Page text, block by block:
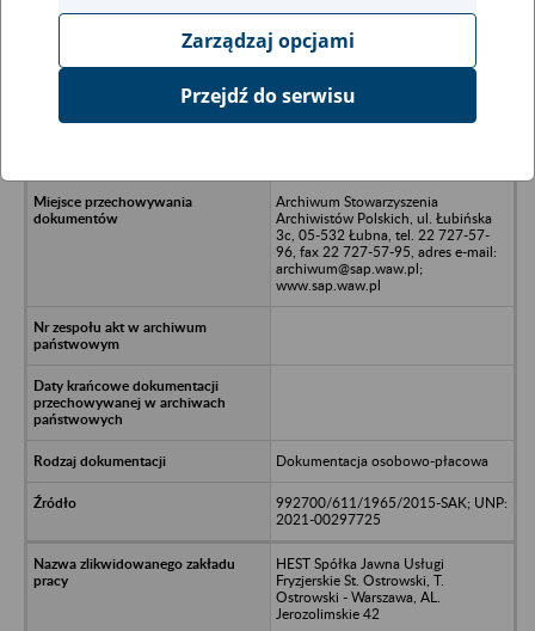
Ukryj wszystkie pozycje bazy
TOM-AS usługi Fryzjersko-
Archiwum Stowarzyszenia
Archiwistów Polskich, ul. Łubińska
3c, 05-532 Łubna, tel. 22 727-57-
96, fax 22 727-57-95, adres e-mail:
archiwum@sap.waw.pl;
www.sap.waw.pl
Dokumentacja osobowo-płacowa
992700/611/1965/2015-SAK; UNP:
2021-00297725
HEST Spółka Jawna Usługi
Fryzjerskie St. Ostrowski, T.
Ostrowski - Warszawa, AL.
Jerozolimskie 42
Zarządzaj opcjami
Przejdź do serwisu